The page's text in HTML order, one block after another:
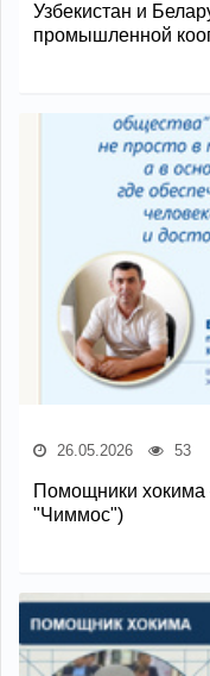
Узбекистан и
промышленной
26.05.2026 53
Помощники
"Чиммос")